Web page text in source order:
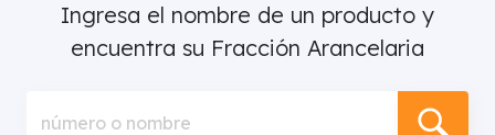
Ingresa el nombre de un producto y
encuentra su Fracción Arancelaria
número o nombre